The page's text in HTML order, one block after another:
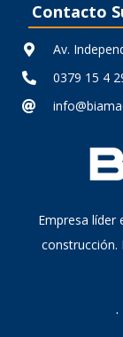
Contacto
Av.
0379 15 4
Empresa líder
construcción.